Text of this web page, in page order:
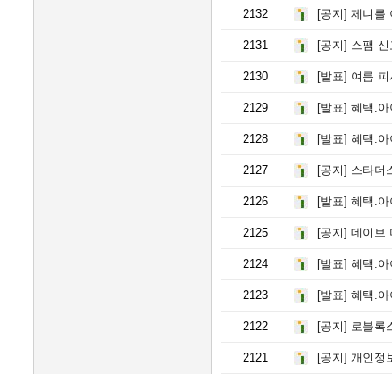
2132 [공지] 제니를
2131 [공지] 스팸
2130 [발표] 여름
2129 [발표] 혜택.아
2128 [발표] 혜택.아
2127 [공지] 스타더
2126 [발표] 혜택.아
2125 [공지] 데이브
2124 [발표] 혜택.아
2123 [발표] 혜택.아
2122 [공지] 로블록
2121 [공지] 개인정